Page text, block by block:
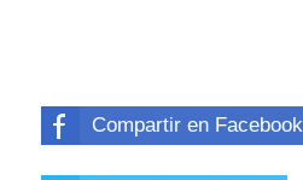
Compartir en Facebook